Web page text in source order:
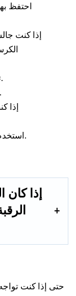
احتفظ
إذا كنت
تجنب الوقوف في مكان واحد لفترة طويلة.
بدلا من الكعب العالي، ارتدي أحذية مريحة.
إذا
استخدم الوسائد والمراتب المريحة أثناء النوم ليلاً.
حتى إذا كنت